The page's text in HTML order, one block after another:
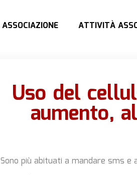
ASSOCIAZIONE ATTIVITÀ
Uso del
aumento,
Sono più abituati a mandare sms